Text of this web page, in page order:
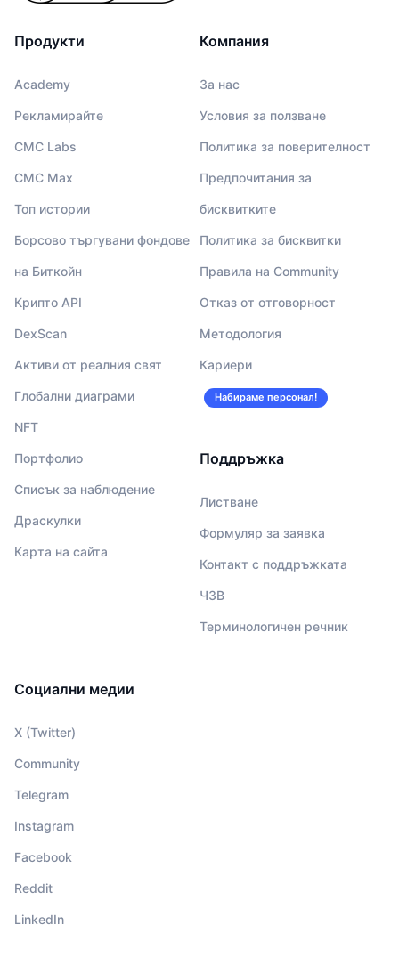
Продукти
Academy
Рекламирайте
CMC Labs
CMC Max
Топ истории
Борсово търгувани фондове
на Биткойн
Крипто API
DexScan
Активи от реалния свят
Глобални диаграми
NFT
Портфолио
Списък за наблюдение
Драскулки
Карта на сайта
Компания
За нас
Условия за ползване
Политика за поверителност
Предпочитания за
бисквитките
Политика за бисквитки
Правила на Community
Отказ от отговорност
Методология
Кариери
Набираме персонал!
Поддръжка
Листване
Формуляр за заявка
Контакт с поддръжката
ЧЗВ
Терминологичен речник
Социални медии
X (Twitter)
Community
Telegram
Instagram
Facebook
Reddit
LinkedIn